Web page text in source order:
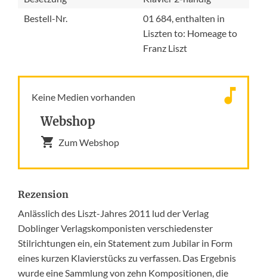
Bestell-Nr.
01 684, enthalten in
Liszten to: Homeage to
Franz Liszt
Keine Medien vorhanden
Webshop
Zum Webshop
Rezension
Anlässlich des Liszt-Jahres 2011 lud der Verlag
Doblinger Verlagskomponisten verschiedenster
Stilrichtungen ein, ein Statement zum Jubilar in Form
eines kurzen Klavierstücks zu verfassen. Das Ergebnis
wurde eine Sammlung von zehn Kompositionen, die